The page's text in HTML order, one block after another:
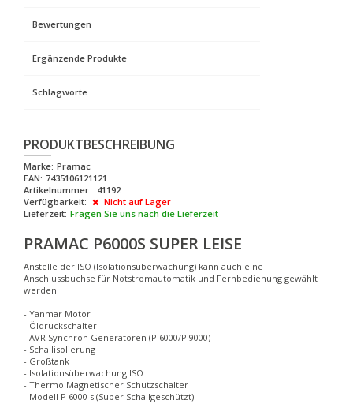
Bewertungen
Ergänzende Produkte
Schlagworte
PRODUKTBESCHREIBUNG
Marke: Pramac
EAN: 7435106121121
Artikelnummer:: 41192
Verfügbarkeit:
Nicht auf Lager
Lieferzeit: Fragen Sie uns nach die Lieferzeit
PRAMAC P6000S SUPER LEISE
Anstelle der ISO (Isolationsüberwachung) kann auch eine
Anschlussbuchse für Notstromautomatik und Fernbedienung gewählt
werden.
- Yanmar Motor
- Öldruckschalter
- AVR Synchron Generatoren (P 6000/P 9000)
- Schallisolierung
- Großtank
- Isolationsüberwachung ISO
- Thermo Magnetischer Schutzschalter
- Modell P 6000 s (Super Schallgeschützt)